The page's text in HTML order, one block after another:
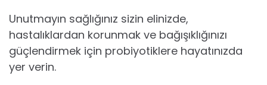
Unutmayın sağlığınız sizin elinizde,
hastalıklardan korunmak ve bağışıklığınızı
güçlendirmek için probiyotiklere hayatınızda
yer verin.